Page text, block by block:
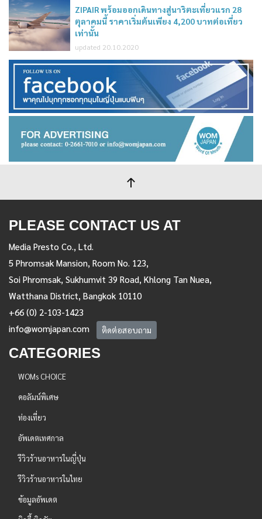
ZIPAIR พร้อมออกเดินทางสู่นาริตะเที่ยวแรก 28
ตุลาคมนี้ ราคาเริ่มต้นเพียง 4,200 บาทต่อเที่ยว
เท่านั้น
updated 20.10.2020
PLEASE CONTACT US AT
Media Presto Co., Ltd.
5 Phromsak Mansion, Room No. 123,
Soi Phromsak, Sukhumvit 39 Road, Khlong Tan Nuea,
Watthana District, Bangkok 10110
+66 (0) 2-103-1423
info@womjapan.com
ติดต่อสอบถาม
CATEGORIES
WOMs CHOICE
คอลัมน์พิเศษ
ท่องเที่ยว
อัพเดตเทศกาล
รีวิวร้านอาหารในญี่ปุ่น
รีวิวร้านอาหารในไทย
ข้อมูลอัพเดต